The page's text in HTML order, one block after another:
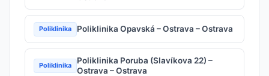
Poliklinika Poliklinika Opavská – Ostrava – Ostrava
Poliklinika
Poliklinika Poruba (Slavíkova 22) –
Ostrava – Ostrava